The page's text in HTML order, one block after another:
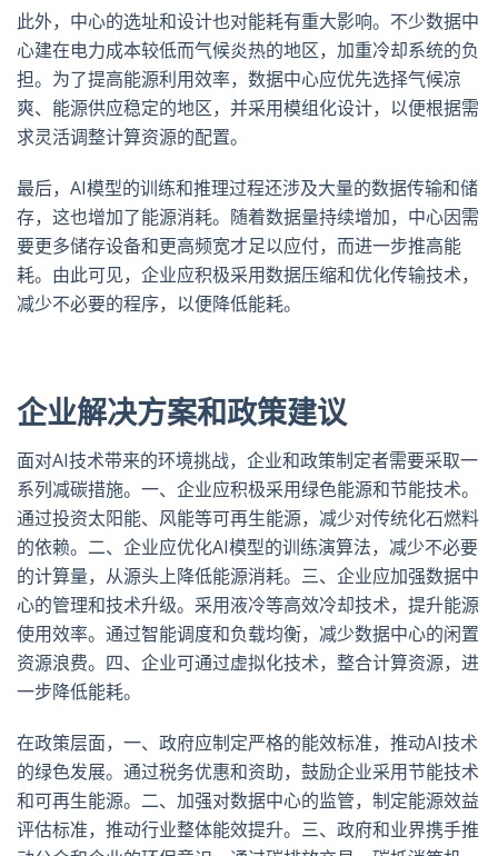
此外，中心的选址和设计也对能耗有重大影响。不少数据中
心建在电力成本较低而气候炎热的地区，加重冷却系统的负
担。为了提高能源利用效率，数据中心应优先选择气候凉
爽、能源供应稳定的地区，并采用模组化设计，以便根据需
求灵活调整计算资源的配置。
最后， AI模型的训练和推理过程还涉及大量的数据传输和储
存，这也增加了能源消耗。随着数据量持续增加，中心因需
要更多储存设备和更高频宽才足以应付，而进一步推高能
耗。由此可见，企业应积极采用数据压缩和优化传输技术，
减少不必要的程序，以便降低能耗。
企业解决方案和政策建议
面对AI技术带来的环境挑战，企业和政策制定者需要采取一
系列减碳措施。一、企业应积极采用绿色能源和节能技术。
通过投资太阳能、风能等可再生能源，减少对传统化石燃料
的依赖。二、企业应优化AI模型的训练演算法，减少不必要
的计算量，从源头上降低能源消耗。三、企业应加强数据中
心的管理和技术升级。采用液冷等高效冷却技术，提升能源
使用效率。通过智能调度和负载均衡，减少数据中心的闲置
资源浪费。四、企业可通过虚拟化技术，整合计算资源，进
一步降低能耗。
在政策层面，一、政府应制定严格的能效标准，推动AI技术
的绿色发展。通过税务优惠和资助，鼓励企业采用节能技术
和可再生能源。二、加强对数据中心的监管，制定能源效益
评估标准，推动行业整体能效提升。三、政府和业界携手推